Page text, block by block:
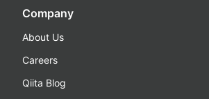
Company
About Us
Careers
Qiita Blog